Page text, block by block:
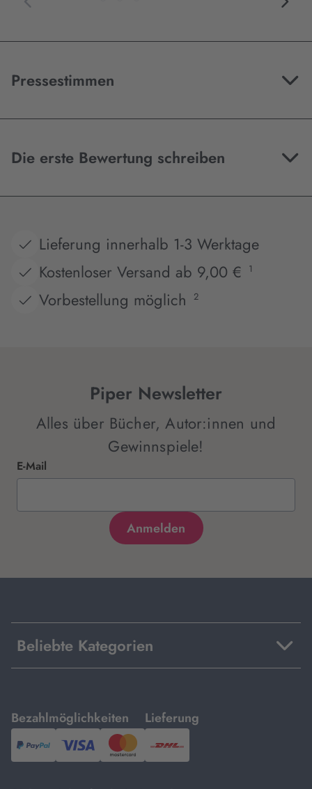
Pressestimmen
Die erste Bewertung schreiben
Lieferung innerhalb 1-3 Werktage
Kostenloser Versand ab 9,00 €
1
Vorbestellung möglich 2
Piper Newsletter
Alles über Bücher, Autor:innen und
Gewinnspiele!
E-Mail
Beliebte Kategorien
Bezahlmöglichkeiten
mit
PayPal,Visa
und
Lieferung
mit
DHL.